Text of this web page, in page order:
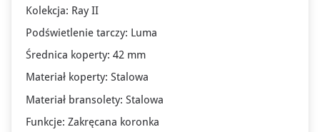
Kolekcja: Ray II
Podświetlenie tarczy: Luma
Średnica koperty: 42 mm
Materiał koperty: Stalowa
Materiał bransolety: Stalowa
Funkcje: Zakręcana koronka